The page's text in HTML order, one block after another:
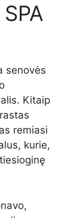
senovės
Kitaip
remiasi
kurie,